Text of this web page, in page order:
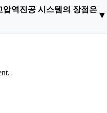
수분을 흡수하면 젤 형태
꽉 채운 상태에서 구형 스프
역진공 시스템의 장점은
▼
폐 압력 파동만을 이용하
손상없이 원형 그대로 회수